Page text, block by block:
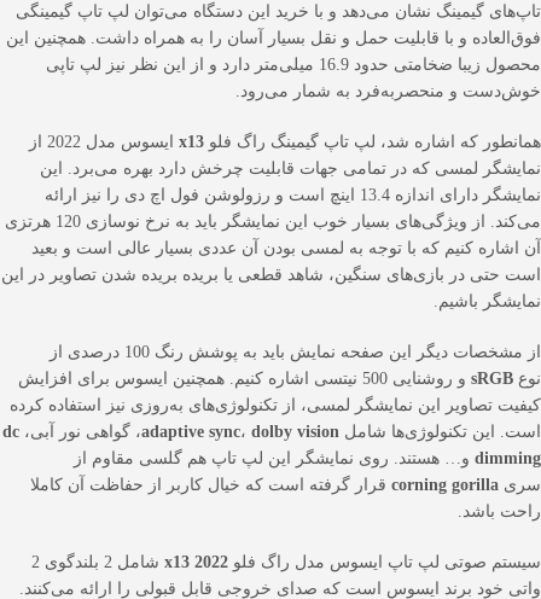
تاپ‌های گیمینگ نشان می‌دهد و با خرید این دستگاه می‌توان لپ تاپ گیمینگی
فوق‌العاده و با قابلیت حمل و نقل بسیار آسان را به همراه داشت. همچنین این
محصول زیبا ضخامتی حدود 16.9 میلی‌متر دارد و از این نظر نیز لپ تاپی
خوش‌دست و منحصر‌به‌فرد به شمار می‌رود.
همانطور که اشاره شد، لپ تاپ گیمینگ راگ فلو x13
ایسوس مدل 2022 از
نمایشگر لمسی که در تمامی جهات قابلیت چرخش دارد بهره می‌برد. این
نمایشگر دارای اندازه 13.4 اینچ است و رزولوشن فول اچ دی را نیز ارائه
می‌کند. از ویژگی‌های بسیار خوب این نمایشگر باید به نرخ نوسازی 120 هرتزی
آن اشاره کنیم که با توجه به لمسی بودن آن عددی بسیار عالی است و بعید
است حتی در بازی‌های سنگین، شاهد قطعی یا بریده بریده شدن تصاویر در این
نمایشگر باشیم.
از مشخصات دیگر این صفحه نمایش باید به پوشش رنگ 100 درصدی از
نوع sRGB
و روشنایی 500 نیتسی اشاره کنیم. همچنین ایسوس برای افزایش
کیفیت تصاویر این نمایشگر لمسی، از تکنولوژی‌های به‌روزی نیز استفاده کرده
است. این تکنولوژی‌ها شامل
adaptive sync، dolby vision ، گواهی نور آبی، dc
dimming و… هستند. روی نمایشگر این لپ تاپ هم گلسی مقاوم از
سری corning gorilla قرار گرفته است که خیال کاربر از حفاظت آن کاملا
راحت باشد.
سیستم صوتی لپ تاپ ایسوس مدل راگ فلو x13 2022
شامل 2 بلندگوی 2
واتی خود برند ایسوس است که صدای خروجی قابل قبولی را ارائه می‌کنند.